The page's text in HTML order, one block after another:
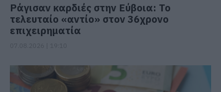
Ράγισαν καρδιές στην Εύβοια: Το
τελευταίο «αντίο» στον 36χρονο
επιχειρηματία